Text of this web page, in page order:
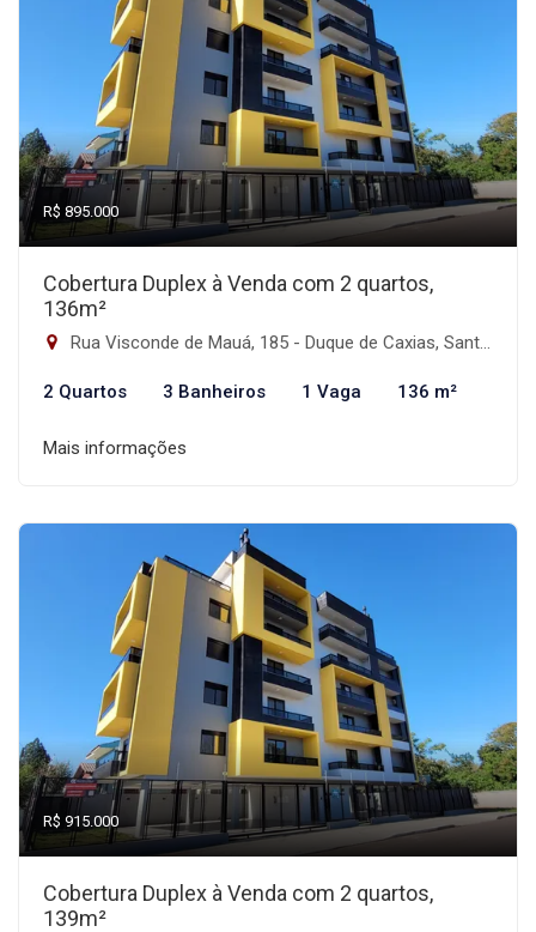
R$ 895.000
Cobertura Duplex à Venda com 2 quartos,
136m²
Rua Visconde de Mauá, 185 - Duque de Caxias, Santa Maria-RS
2 Quartos 3 Banheiros 1 Vaga 136 m²
Mais informações
R$ 915.000
Cobertura Duplex à Venda com 2 quartos,
139m²